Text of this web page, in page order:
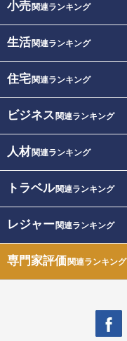
小売関連ランキング
生活関連ランキング
住宅関連ランキング
ビジネス 関連ランキング
人材関連ランキング
トラベル関連ランキング
レジャー関連ランキング
専門家評価関連ランキング